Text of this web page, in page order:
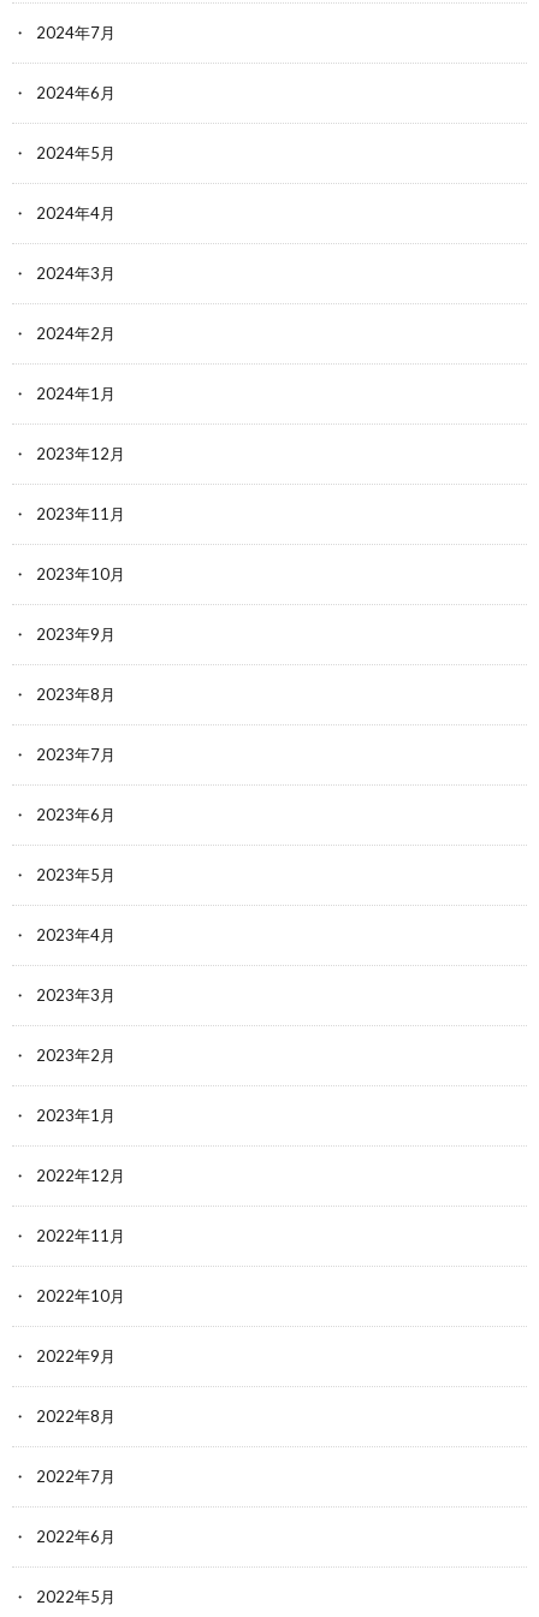
2024年7月
2024年6月
2024年5月
2024年4月
2024年3月
2024年2月
2024年1月
2023年12月
2023年11月
2023年10月
2023年9月
2023年8月
2023年7月
2023年6月
2023年5月
2023年4月
2023年3月
2023年2月
2023年1月
2022年12月
2022年11月
2022年10月
2022年9月
2022年8月
2022年7月
2022年6月
2022年5月